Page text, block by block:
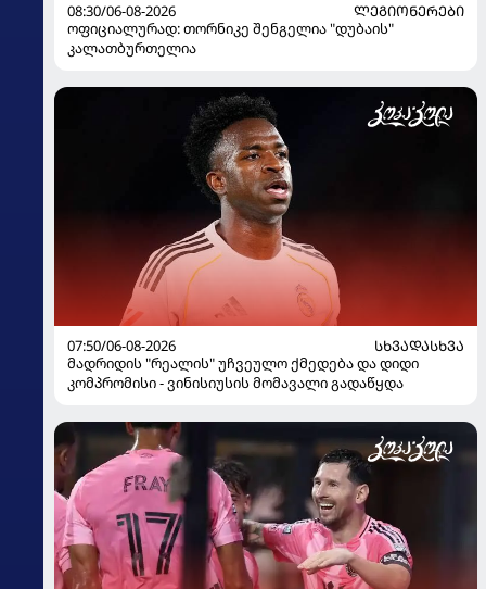
08:30/06-08-2026
ᲚᲔᲒᲘᲝᲜᲔᲠᲔᲑᲘ
ოფიციალურად: თორნიკე შენგელია "დუბაის"
კალათბურთელია
07:50/06-08-2026
ᲡᲮᲕᲐᲓᲐᲡᲮᲕᲐ
მადრიდის "რეალის" უჩვეულო ქმედება და დიდი
კომპრომისი - ვინისიუსის მომავალი გადაწყდა